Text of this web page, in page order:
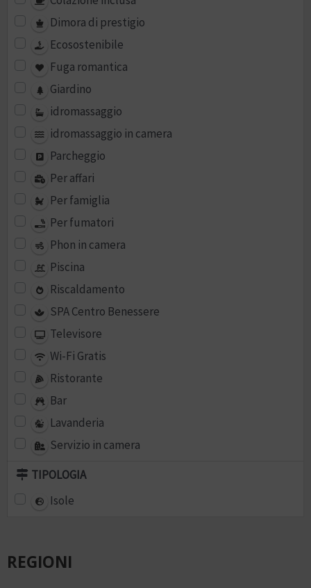
Dimora di prestigio
Ecosostenibile
Fuga romantica
Giardino
idromassaggio
idromassaggio in camera
Parcheggio
Per affari
Per famiglia
Per fumatori
Phon in camera
Piscina
Riscaldamento
SPA Centro Benessere
Televisore
Wi-Fi Gratis
Ristorante
Bar
Lavanderia
Servizio in camera
TIPOLOGIA
Isole
REGIONI